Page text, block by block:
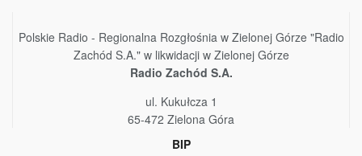
Polskie Radio - Regionalna Rozgłośnia w Zielonej Górze "Radio
Zachód S.A." w likwidacji w Zielonej Górze
Radio Zachód S.A.
ul. Kukułcza 1
65-472 Zielona Góra
BIP